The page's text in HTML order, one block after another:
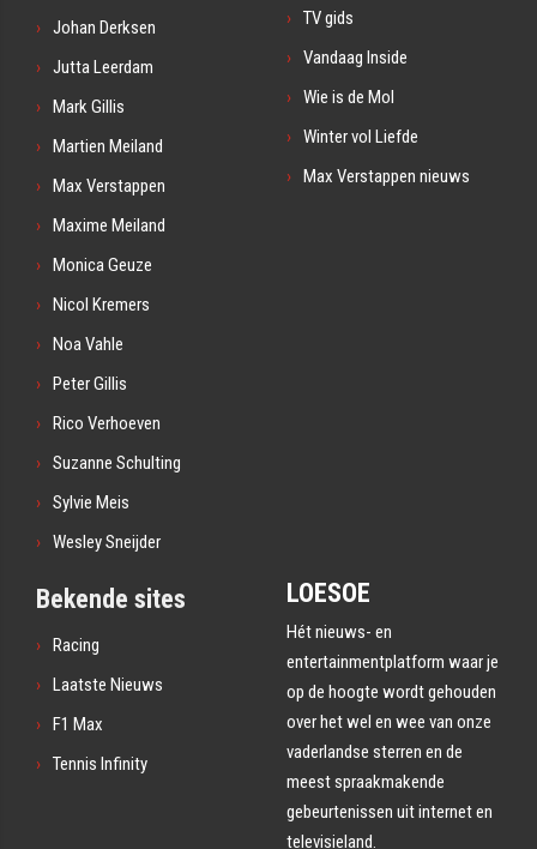
Johan Derksen
Jutta Leerdam
Mark Gillis
Martien Meiland
Max Verstappen
Maxime Meiland
Monica Geuze
Nicol Kremers
Noa Vahle
Peter Gillis
Rico Verhoeven
Suzanne Schulting
Sylvie Meis
Wesley Sneijder
TV gids
Vandaag Inside
Wie is de Mol
Winter vol Liefde
Max Verstappen nieuws
Bekende sites
Racing
Laatste Nieuws
F1 Max
Tennis Infinity
LOESOE
Hét nieuws- en
entertainmentplatform waar je
op de hoogte wordt gehouden
over het wel en wee van onze
vaderlandse sterren en de
meest spraakmakende
gebeurtenissen uit internet en
televisieland.